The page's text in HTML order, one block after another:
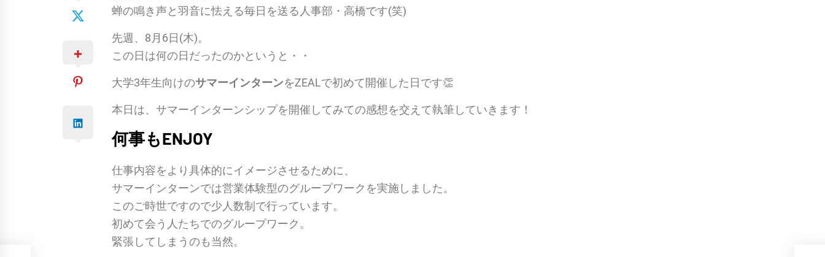
蝉の鳴き声と羽音に怯える毎日を送る人事部・高橋です(笑)
先週、8月6日(木)。
この日は何の日だったのかというと・・
大学3年生向けのサマーインターンをZEALで初めて開催した日です👏
本日は、サマーインターンシップを開催してみての感想を交えて執筆していきます！
何事もENJOY
仕事内容をより具体的にイメージさせるために、
サマーインターンでは営業体験型のグループワークを実施しました。
このご時世ですので少人数制で行っています。
初めて会う人たちでのグループワーク。
緊張してしまうのも当然。